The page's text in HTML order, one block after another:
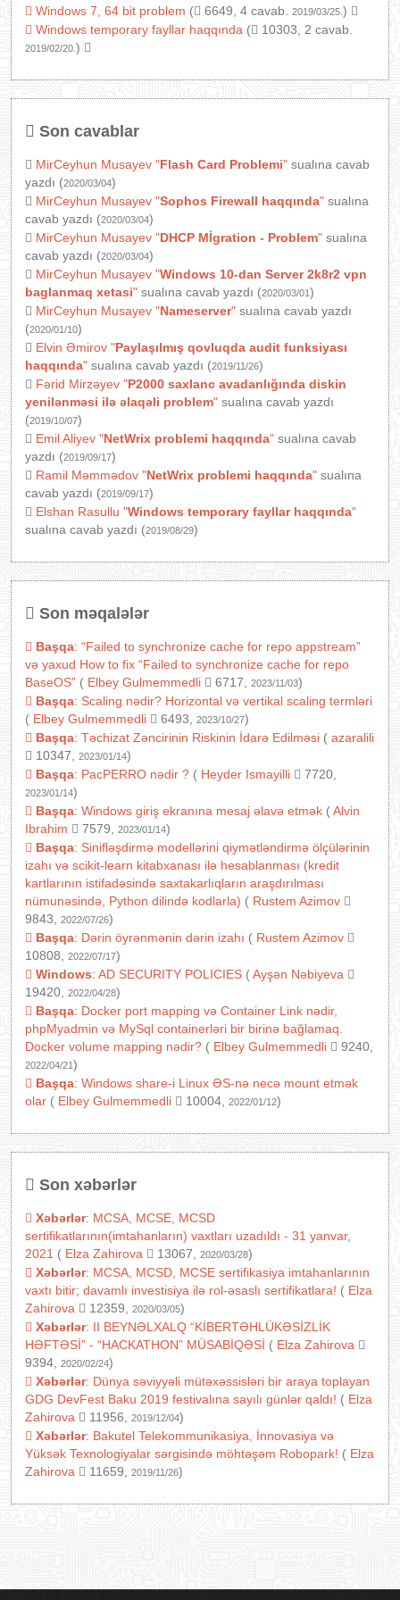
Windows 7, 64 bit problem ( 6649, 4 cavab. 2019/03/25. )
Windows temporary fayllar haqqında ( 10303, 2 cavab.
2019/02/20. )
Son cavablar
MirCeyhun Musayev "Flash Card Problemi" sualına cavab
yazdı (2020/03/04)
MirCeyhun Musayev "Sophos Firewall haqqında" sualına
cavab yazdı (2020/03/04)
MirCeyhun Musayev "DHCP Mİgration - Problem" sualına
cavab yazdı (2020/03/04)
MirCeyhun Musayev "Windows 10-dan Server 2k8r2 vpn
baglanmaq xetasi" sualına cavab yazdı (2020/03/01)
MirCeyhun Musayev "Nameserver" sualına cavab yazdı
(2020/01/10)
Elvin Əmirov "Paylaşılmış qovluqda audit funksiyası
haqqında" sualına cavab yazdı (2019/11/26)
Fərid Mirzəyev "P2000 saxlanc avadanlığında diskin
yenilənməsi ilə əlaqəli problem" sualına cavab yazdı
(2019/10/07)
Emil Aliyev "NetWrix problemi haqqında" sualına cavab
yazdı (2019/09/17)
Ramil Məmmədov "NetWrix problemi haqqında" sualına
cavab yazdı (2019/09/17)
Elshan Rasullu "Windows temporary fayllar haqqında"
sualına cavab yazdı (2019/08/29)
Son məqalələr
Başqa: “Failed to synchronize cache for repo appstream”
və yaxud How to fix “Failed to synchronize cache for repo
BaseOS” ( Elbey Gulmemmedli 6717, 2023/11/03)
Başqa: Scaling nədir? Horizontal və vertikal scaling termləri
( Elbey Gulmemmedli 6493, 2023/10/27)
Başqa: Təchizat Zəncirinin Riskinin İdarə Edilməsi ( azaralili
10347,
2023/01/14)
Başqa: PacPERRO nədir ? ( Heyder Ismayilli 7720,
2023/01/14)
Başqa: Windows giriş ekranına mesaj əlavə etmək (Alvin
Ibrahim
7579, 2023/01/14)
Başqa: Sinifləşdirmə modellərini qiymətləndirmə ölçülərinin
izahı və scikit-learn kitabxanası ilə hesablanması (kredit
kartlarının istifadəsində saxtakarlıqların araşdırılması
nümunəsində, Python dilində kodlarla) ( Rustem Azimov
9843,
2022/07/26)
Başqa: Dərin öyrənmənin dərin izahı ( Rustem Azimov
10808,
2022/07/17)
Windows: AD SECURITY POLICIES (Ayşən Nəbiyeva
19420,
2022/04/28)
Başqa: Docker port mapping və Container Link nədir,
phpMyadmin və MySql containerləri bir birinə bağlamaq.
Docker volume mapping nədir? ( Elbey Gulmemmedli 9240,
2022/04/21)
Başqa: Windows share-i Linux ƏS-nə necə mount etmək
olar ( Elbey Gulmemmedli 10004, 2022/01/12)
Son xəbərlər
Xəbərlər: MCSA, MCSE, MCSD
sertifikatlarının(imtahanların) vaxtları uzadıldı - 31 yanvar,
2021 ( Elza Zahirova 13067, 2020/03/28)
Xəbərlər: MCSA, MCSD, MCSE sertifikasiya imtahanlarının
vaxtı bitir; davamlı investisiya ilə rol-əsaslı sertifikatlara! ( Elza
Zahirova
12359, 2020/03/05)
Xəbərlər: II BEYNƏLXALQ “KİBERTƏHLÜKƏSİZLİK
HƏFTƏSİ” - “HACKATHON” MÜSABİQƏSİ ( Elza Zahirova
9394,
2020/02/24)
Xəbərlər: Dünya səviyyəli mütəxəssisləri bir araya toplayan
GDG DevFest Baku 2019 festivalına sayılı günlər qaldı! ( Elza
Zahirova
11956, 2019/12/04)
Xəbərlər: Bakutel Telekommunikasiya, İnnovasiya və
Yüksək Texnologiyalar sərgisində möhtəşəm Robopark! ( Elza
Zahirova
11659, 2019/11/26)